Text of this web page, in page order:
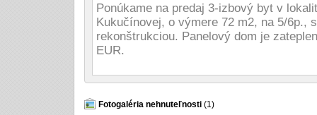
Ponúkame na predaj 3-izbový byt v
Kukučínovej, o výmere 72 m2, na 5/6p.,
rekonštrukciou. Panelový dom je
EUR.
Fotogaléria nehnuteľnosti (1)